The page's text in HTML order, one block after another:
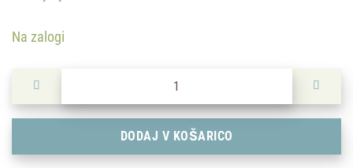
Na zalogi
STABILO: Barvice ColorSet 12 kos količina
DODAJ V KOŠARICO